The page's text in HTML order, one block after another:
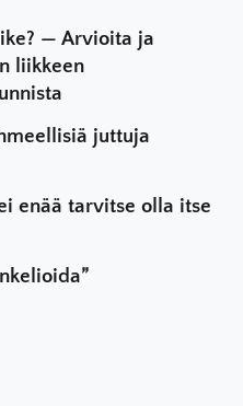
— Arvioita ja
liikkeen
juttuja
enää tarvitse olla itse